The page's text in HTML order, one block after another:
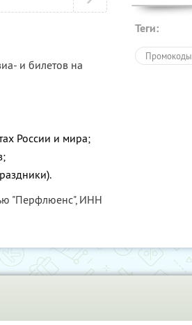
и билетов на
России и мира;
"Перфлюенс", ИНН
Теги:
Промокоды